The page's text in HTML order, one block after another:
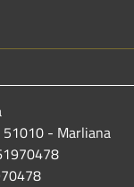
51010 - Marliana